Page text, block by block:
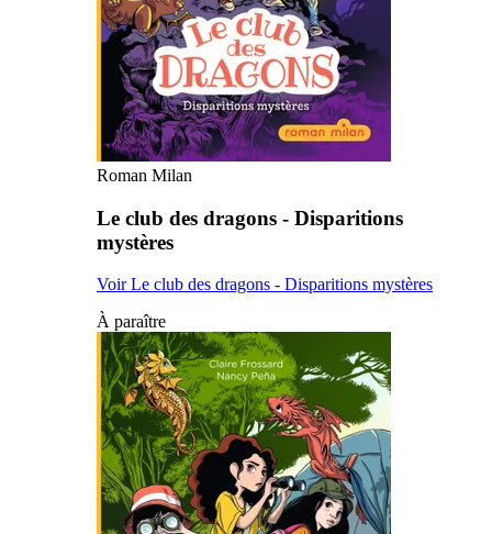
Roman Milan
Le club des dragons - Disparitions
mystères
Voir Le club des dragons - Disparitions mystères
À paraître